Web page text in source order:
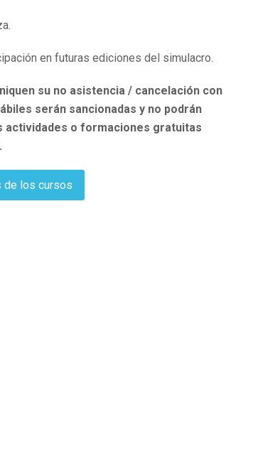
en futuras ediciones del simulacro.
su no asistencia / cancelación con
serán sancionadas y no podrán
actividades o formaciones gratuitas
de los cursos